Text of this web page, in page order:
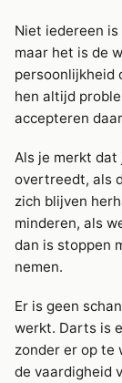
Niet iedereen
maar het is de
persoonlijkheid
hen altijd
accepteren
Als je merkt
overtreedt, als
zich blijven
minderen, als
dan is stoppen
nemen.
Er is geen
werkt. Darts is
zonder er op te
de vaardigheid